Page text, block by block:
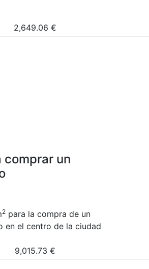
2,649.06 €
comprar un
2 para la compra de un
en el centro de la ciudad
9,015.73 €